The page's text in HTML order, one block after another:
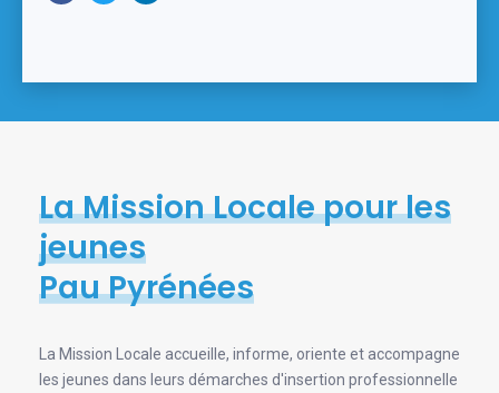
La Mission Locale pour les
jeunes
Pau Pyrénées
La Mission Locale accueille, informe, oriente et accompagne
les jeunes dans leurs démarches d'insertion professionnelle